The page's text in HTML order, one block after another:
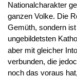
Nationalcharakter
ganzen Volke. Die
Gemüth, sondern
ungebildetsten
aber mit gleicher
verbunden, die
noch das voraus